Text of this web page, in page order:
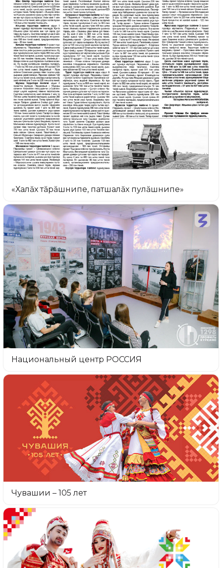
«Халăх тăрăшнипе, патшалăх пулăшнипе»
Национальный центр РОССИЯ
Чувашии – 105 лет